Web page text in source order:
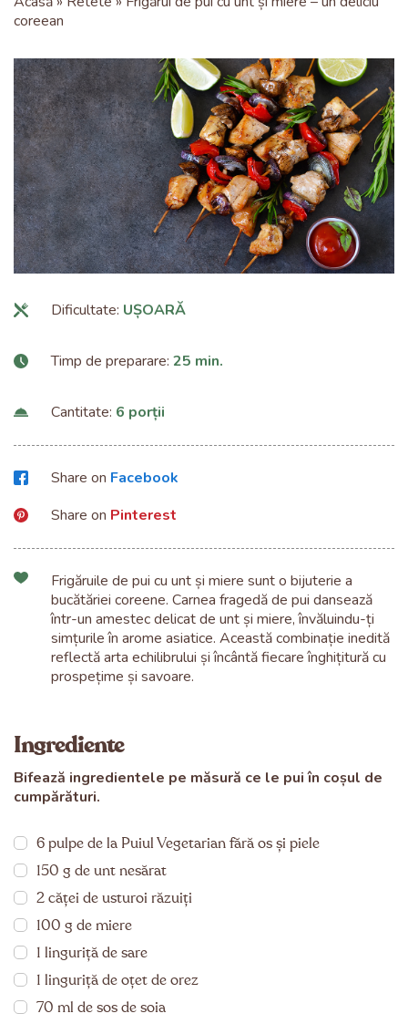
coreean
Dificultate: UȘOARĂ
Timp de preparare: 25 min.
Cantitate: 6 porții
Share on Facebook
Share on Pinterest
Frigăruile de pui cu unt și miere sunt o bijuterie a
bucătăriei coreene. Carnea fragedă de pui dansează
într-un amestec delicat de unt și miere, învăluindu-ți
simțurile în arome asiatice. Această combinație inedită
reflectă arta echilibrului și încântă fiecare înghițitură cu
prospețime și savoare.
Ingrediente
Bifează ingredientele pe măsură ce le pui în coșul de
cumpărături.
6 pulpe de la Puiul Vegetarian fără os și piele
150 g de unt nesărat
2 căței de usturoi răzuiți
100 g de miere
1 linguriță de sare
1 linguriță de oțet de orez
70 ml de sos de soia